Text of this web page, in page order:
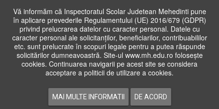
Vă informăm că Inspectoratul Scolar Judetean Mehedinti pune
în aplicare prevederile Regulamentului (UE) 2016/679 (GDPR)
privind prelucrarea datelor cu caracter personal. Datele cu
caracter personal ale solicitanților, beneficiarilor, contribuabililor
etc. sunt prelucrate în scopuri legale pentru a putea răspunde
solicitărilor dumneavoastră. Site-ul www.mh.edu.ro folosește
cookies. Continuarea navigarii pe acest site se considera
acceptare a politicii de utilizare a cookies.
MAI MULTE INFORMATII DE ACORD
Cauta
in
siteAcasa Cadre Didactice
Examene Naționale